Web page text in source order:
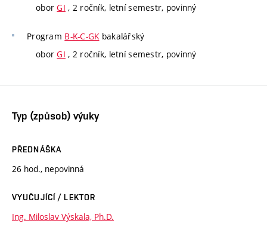
oborGI , 2 ročník, letní semestr, povinný
Program B-K-C-GK bakalářský
oborGI , 2 ročník, letní semestr, povinný
Typ (způsob) výuky
PŘEDNÁŠKA
26 hod., nepovinná
VYUČUJÍCÍ / LEKTOR
Ing. Miloslav Výskala, Ph.D.